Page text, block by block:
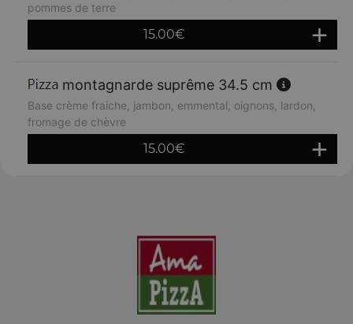
pommes de terre
15.00€
montagnarde suprême 34.5 cm
Base crème fraiche, jambon, emmental, oignons, lardon,
fromage de chèvre
15.00€